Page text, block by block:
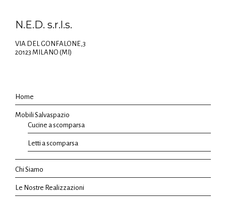
N.E.D. s.r.l.s.
VIA DEL GONFALONE,3
20123 MILANO (MI)
Home
Mobili Salvaspazio
Cucine a scomparsa
Letti a scomparsa
Chi Siamo
Le Nostre Realizzazioni